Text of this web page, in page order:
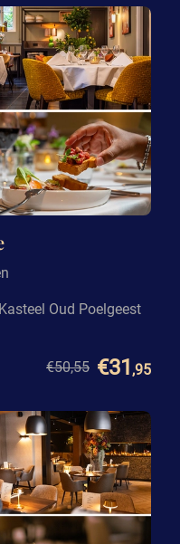
Oud Poelgeest
€50,55 €31 ,95